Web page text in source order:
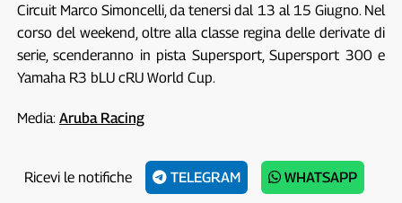
Circuit Marco Simoncelli, da tenersi dal 13 al 15 Giugno. Nel
corso del weekend, oltre alla classe regina delle derivate di
serie, scenderanno in pista Supersport, Supersport 300 e
Yamaha R3 bLU cRU World Cup.
Media: Aruba Racing
Ricevi le notifiche TELEGRAM WHATSAPP